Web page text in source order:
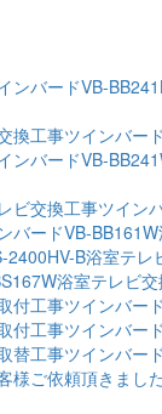
ンバードVB-
換工事ツインバー
ンバードVB-
ビ交換工事ツイン
バードVB-
2400HV-B浴室テレ
浴室テレビ
付工事ツインバー
付工事ツインバー
替工事ツインバー
様ご依頼頂きま